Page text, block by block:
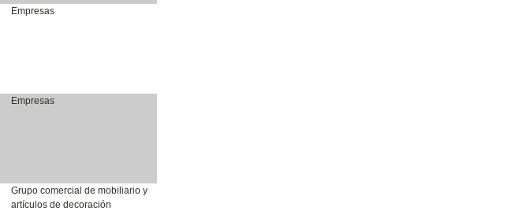
Empresas
Empresas
Grupo comercial de mobiliario y
artículos de decoración